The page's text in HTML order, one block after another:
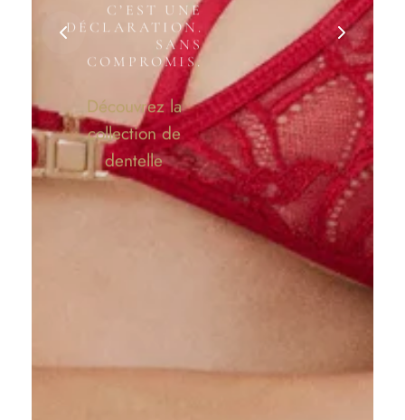
C’EST UNE
DÉCLARATION.
SANS
COMPROMIS.
Découvrez la
collection de
dentelle